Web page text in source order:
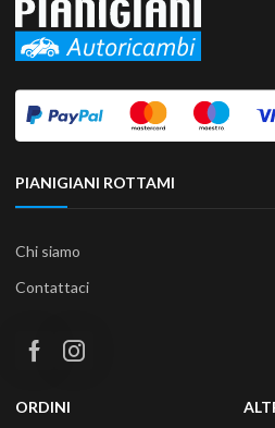
PIANIGIANI ROTTAMI
Chi siamo
Contattaci
ORDINI